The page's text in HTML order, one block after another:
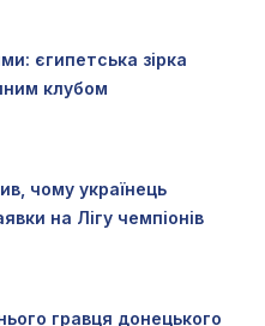
єгипетська зірка
клубом
чому українець
на Лігу чемпіонів
гравця донецького